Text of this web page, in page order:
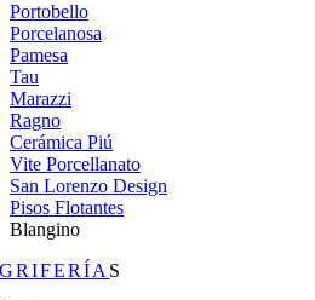
Portobello
Porcelanosa
Pamesa
Tau
Marazzi
Ragno
Cerámica Piú
Vite Porcellanato
San Lorenzo Design
Pisos Flotantes
Blangino
GRIFERÍA S